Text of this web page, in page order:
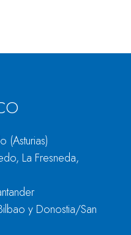
(Asturias)
La Fresneda,
y Donostia/San